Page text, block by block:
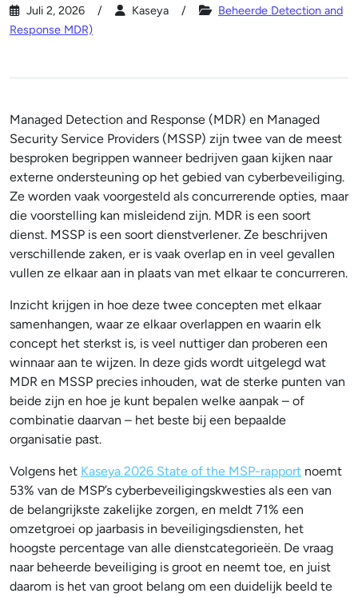
Juli 2, 2026 Kaseya
Beheerde Detection and
Response MDR)
Managed Detection and Response (MDR) en Managed
Security Service Providers (MSSP) zijn twee van de meest
besproken begrippen wanneer bedrijven gaan kijken naar
externe ondersteuning op het gebied van cyberbeveiliging.
Ze worden vaak voorgesteld als concurrerende opties, maar
die voorstelling kan misleidend zijn. MDR is een soort
dienst. MSSP is een soort dienstverlener. Ze beschrijven
verschillende zaken, er is vaak overlap en in veel gevallen
vullen ze elkaar aan in plaats van met elkaar te concurreren.
Inzicht krijgen in hoe deze twee concepten met elkaar
samenhangen, waar ze elkaar overlappen en waarin elk
concept het sterkst is, is veel nuttiger dan proberen een
winnaar aan te wijzen. In deze gids wordt uitgelegd wat
MDR en MSSP precies inhouden, wat de sterke punten van
beide zijn en hoe je kunt bepalen welke aanpak – of
combinatie daarvan – het beste bij een bepaalde
organisatie past.
Volgens het Kaseya 2026 State of the MSP-rapport noemt
53% van de MSP’s cyberbeveiligingskwesties als een van
de belangrijkste zakelijke zorgen, en meldt 71% een
omzetgroei op jaarbasis in beveiligingsdiensten, het
hoogste percentage van alle dienstcategorieën. De vraag
naar beheerde beveiliging is groot en neemt toe, en juist
daarom is het van groot belang om een duidelijk beeld te